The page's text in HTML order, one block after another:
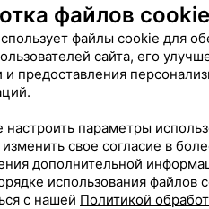
файлов cookie
файлы cookie для
сайта, его
и предоставления
параметры
свое согласие в
дополнительной
использования файлов
с нашей Политикой